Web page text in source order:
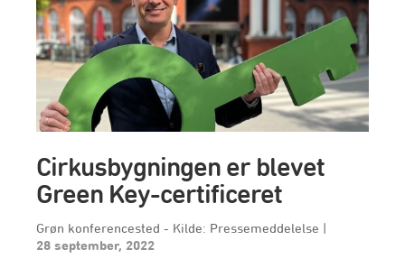
GREEN ATTRACTION
Cirkusbygningen er blevet
Green Key-certificeret
Grøn konferencested - Kilde: Pressemeddelelse |
28 september, 2022